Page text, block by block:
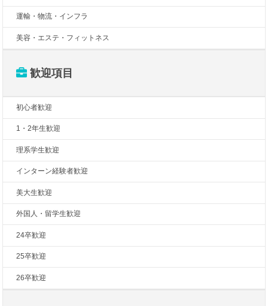
運輸・物流・インフラ
美容・エステ・フィットネス
歓迎項目
初心者歓迎
1・2年生歓迎
理系学生歓迎
インターン経験者歓迎
美大生歓迎
外国人・留学生歓迎
24卒歓迎
25卒歓迎
26卒歓迎